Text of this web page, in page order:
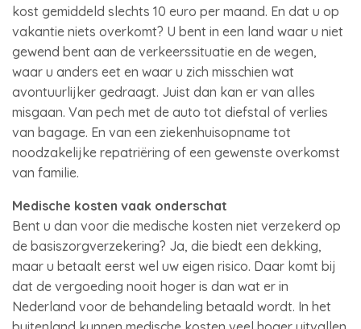
kost gemiddeld slechts 10 euro per maand. En dat u op
vakantie niets overkomt? U bent in een land waar u niet
gewend bent aan de verkeerssituatie en de wegen,
waar u anders eet en waar u zich misschien wat
avontuurlijker gedraagt. Juist dan kan er van alles
misgaan. Van pech met de auto tot diefstal of verlies
van bagage. En van een ziekenhuisopname tot
noodzakelijke repatriëring of een gewenste overkomst
van familie.
Medische kosten vaak onderschat
Bent u dan voor die medische kosten niet verzekerd op
de basiszorgverzekering? Ja, die biedt een dekking,
maar u betaalt eerst wel uw eigen risico. Daar komt bij
dat de vergoeding nooit hoger is dan wat er in
Nederland voor de behandeling betaald wordt. In het